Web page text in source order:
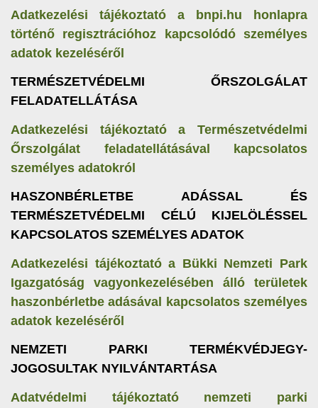
Adatkezelési tájékoztató a bnpi.hu honlapra
történő regisztrációhoz kapcsolódó személyes
adatok kezeléséről
TERMÉSZETVÉDELMI ŐRSZOLGÁLAT
FELADATELLÁTÁSA
Adatkezelési tájékoztató a Természetvédelmi
Őrszolgálat feladatellátásával kapcsolatos
személyes adatokról
HASZONBÉRLETBE ADÁSSAL ÉS
TERMÉSZETVÉDELMI CÉLÚ KIJELÖLÉSSEL
KAPCSOLATOS SZEMÉLYES ADATOK
Adatkezelési tájékoztató a Bükki Nemzeti Park
Igazgatóság vagyonkezelésében álló területek
haszonbérletbe adásával kapcsolatos személyes
adatok kezeléséről
NEMZETI PARKI TERMÉKVÉDJEGY-
JOGOSULTAK NYILVÁNTARTÁSA
Adatvédelmi tájékoztató nemzeti parki